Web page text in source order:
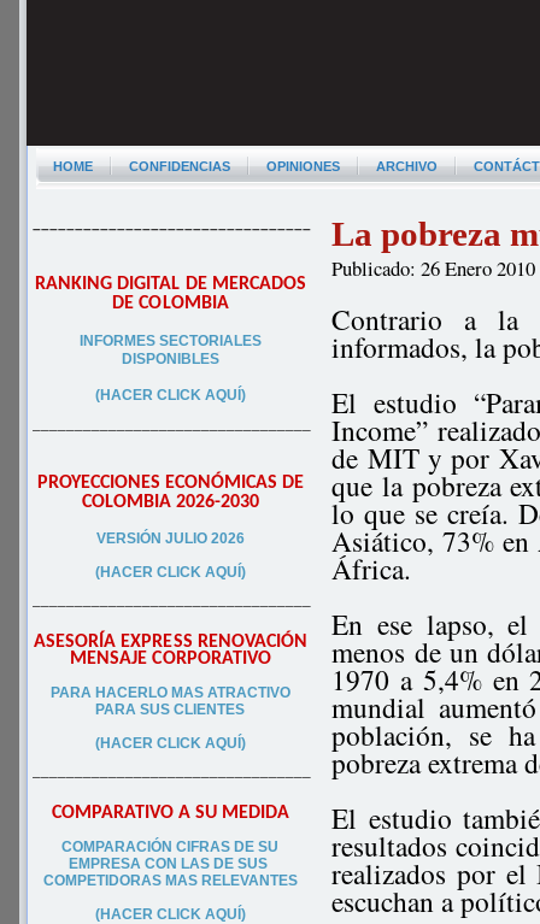
HOME CONFIDENCIAS OPINIONES ARCHIVO
–––––––––––––––––––––––––––––––––
RANKING DIGITAL DE MERCADOS
DE COLOMBIA
INFORMES SECTORIALES
DISPONIBLES
(HACER CLICK AQUÍ)
–––––––––––––––––––––––––––––––––
PROYECCIONES ECONÓMICAS DE
COLOMBIA 2026-2030
VERSIÓN JULIO 2026
(HACER CLICK AQUÍ)
–––––––––––––––––––––––––––––––––
ASESORÍA EXPRESS RENOVACIÓN
MENSAJE CORPORATIVO
PARA HACERLO MAS ATRACTIVO
PARA SUS CLIENTES
(HACER CLICK AQUÍ)
–––––––––––––––––––––––––––––––––
COMPARATIVO A SU MEDIDA
COMPARACIÓN CIFRAS DE SU
EMPRESA CON LAS DE SUS
COMPETIDORAS MAS RELEVANTES
(HACER CLICK AQUÍ)
La pobreza
Publicado: 26 Enero 2010
Contrario a la
informados, la
El estudio
Income”
de MIT y por
que la pobreza
lo que se creía.
Asiático, 73%
África.
En ese lapso,
menos de un
1970 a 5,4% en
mundial
población, se
pobreza extrema
El estudio
resultados
realizados por
escuchan a